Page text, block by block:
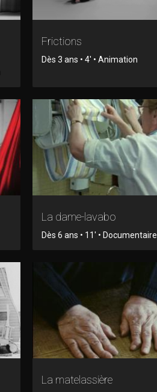
Frictions
Dès 3 ans • 4' • Animation
La dame-lavabo
Dès 6 ans • 11' • Documentaire
La matelassière